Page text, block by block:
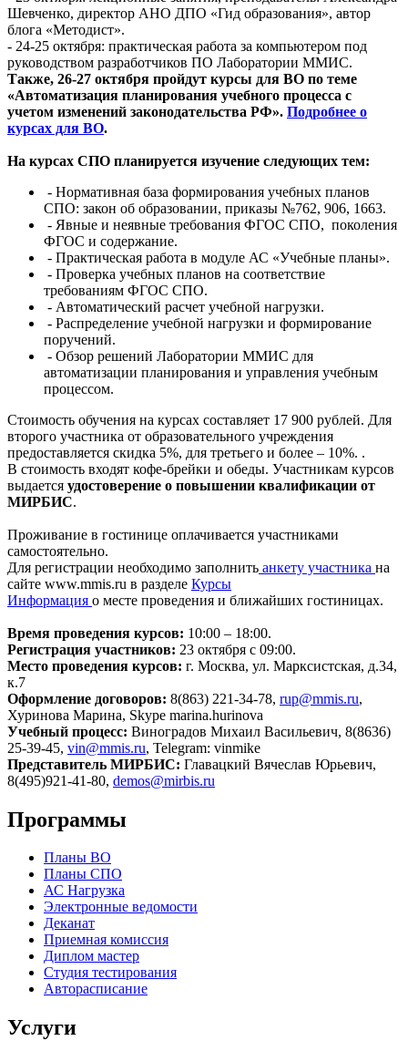
Шевченко, директор АНО ДПО «Гид образования», автор
блога «Методист».
- 24-25 октября: практическая работа за компьютером под
руководством разработчиков ПО Лаборатории ММИС.
Также, 26-27 октября пройдут курсы для ВО по теме
«Автоматизация планирования учебного процесса с
учетом изменений законодательства РФ». Подробнее о
курсах для ВО.
На курсах СПО планируется изучение следующих тем:
- Нормативная база формирования учебных планов
СПО: закон об образовании, приказы №762, 906, 1663.
- Явные и неявные требования ФГОС СПО, поколения
ФГОС и содержание.
- Практическая работа в модуле АС «Учебные планы».
- Проверка учебных планов на соответствие
требованиям ФГОС СПО.
- Автоматический расчет учебной нагрузки.
- Распределение учебной нагрузки и формирование
поручений.
- Обзор решений Лаборатории ММИС для
автоматизации планирования и управления учебным
процессом.
Стоимость обучения на курсах составляет 17 900 рублей. Для
второго участника от образовательного учреждения
предоставляется скидка 5%, для третьего и более – 10%. .
В стоимость входят кофе-брейки и обеды. Участникам курсов
выдается удостоверение о повышении квалификации от
МИРБИС.
Проживание в гостинице оплачивается участниками
самостоятельно.
Для регистрации необходимо заполнить анкету участника на
сайте www.mmis.ru в разделе Курсы
Информация о месте проведения и ближайших гостиницах.
Время проведения курсов: 10:00 – 18:00.
Регистрация участников: 23 октября c 09:00.
Место проведения курсов: г. Москва, ул. Марксистская, д.34,
к.7
Оформление договоров: 8(863) 221-34-78, rup@mmis.ru,
Хуринова Марина, Skype marina.hurinova
Учебный процесс: Виноградов Михаил Васильевич, 8(8636)
25-39-45, vin@mmis.ru, Telegram: vinmike
Представитель МИРБИС: Главацкий Вячеслав Юрьевич,
8(495)921-41-80, demos@mirbis.ru
Программы
Планы ВО
Планы СПО
АС Нагрузка
Электронные ведомости
Деканат
Приемная комиссия
Диплом мастер
Студия тестирования
Авторасписание
Услуги